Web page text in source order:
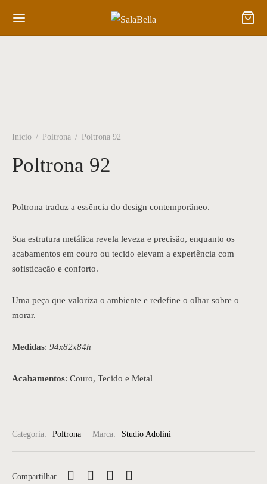
Início / Poltrona / Poltrona 92
Poltrona 92
Poltrona traduz a essência do design contemporâneo.
Sua estrutura metálica revela leveza e precisão, enquanto os
acabamentos em couro ou tecido elevam a experiência com
sofisticação e conforto.
Uma peça que valoriza o ambiente e redefine o olhar sobre o
morar.
Medidas: 94x82x84h
Acabamentos: Couro, Tecido e Metal
Categoria: Poltrona Marca: Studio Adolini
Compartilhar